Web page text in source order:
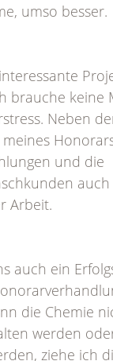
umso besser.
brauche keine
Neben
und die
Arbeit.
auch ein
die Chemie
werden
ziehe ich